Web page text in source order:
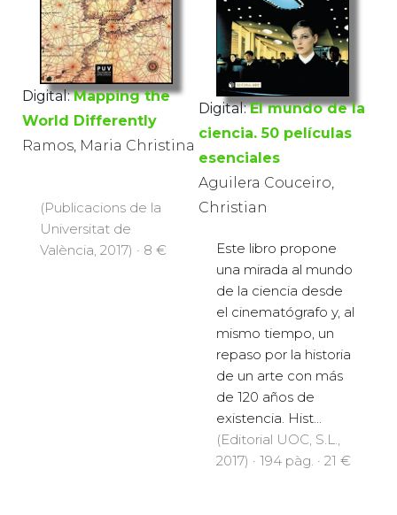
Digital: Mapping the
World Differently
Ramos, Maria Christina
(Publicacions de la
Universitat de
València, 2017) · 8 €
Digital: El mundo de la
ciencia. 50 películas
esenciales
Aguilera Couceiro,
Christian
Este libro propone
una mirada al mundo
de la ciencia desde
el cinematógrafo y, al
mismo tiempo, un
repaso por la historia
de un arte con más
de 120 años de
existencia. Hist...
(Editorial UOC, S.L.,
2017) · 194 pàg. · 21 €